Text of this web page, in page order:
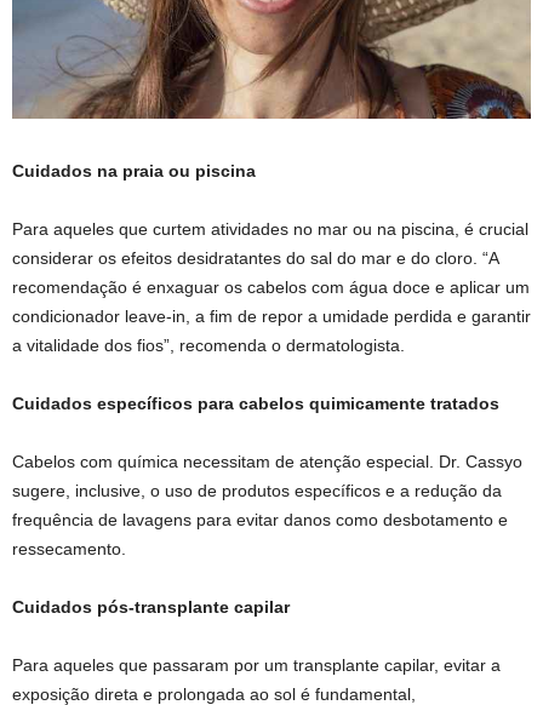
Cuidados na praia ou piscina
Para aqueles que curtem atividades no mar ou na piscina, é crucial
considerar os efeitos desidratantes do sal do mar e do cloro. “A
recomendação é enxaguar os cabelos com água doce e aplicar um
condicionador leave-in, a fim de repor a umidade perdida e garantir
a vitalidade dos fios”, recomenda o dermatologista.
Cuidados específicos para cabelos quimicamente tratados
Cabelos com química necessitam de atenção especial. Dr. Cassyo
sugere, inclusive, o uso de produtos específicos e a redução da
frequência de lavagens para evitar danos como desbotamento e
ressecamento.
Cuidados pós-transplante capilar
Para aqueles que passaram por um transplante capilar, evitar a
exposição direta e prolongada ao sol é fundamental,